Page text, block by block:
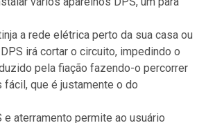
a rede elétrica perto da sua casa ou
irá cortar o circuito, impedindo o
pela fiação fazendo-o percorrer
fácil, que é justamente o do
e aterramento permite ao usuário